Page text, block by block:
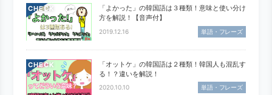
CHECK
「よかった」の韓国語は３種類！意味と使い分け
方を解説！【音声付】
2019.12.16 単語・フレーズ
CHECK
「オットケ」の韓国語は２種類！韓国人も混乱す
る！？違いを解説！
2020.10.10 単語・フレーズ